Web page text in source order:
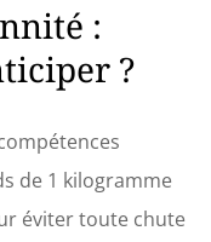
:
?
de 1 kilogramme
éviter toute chute